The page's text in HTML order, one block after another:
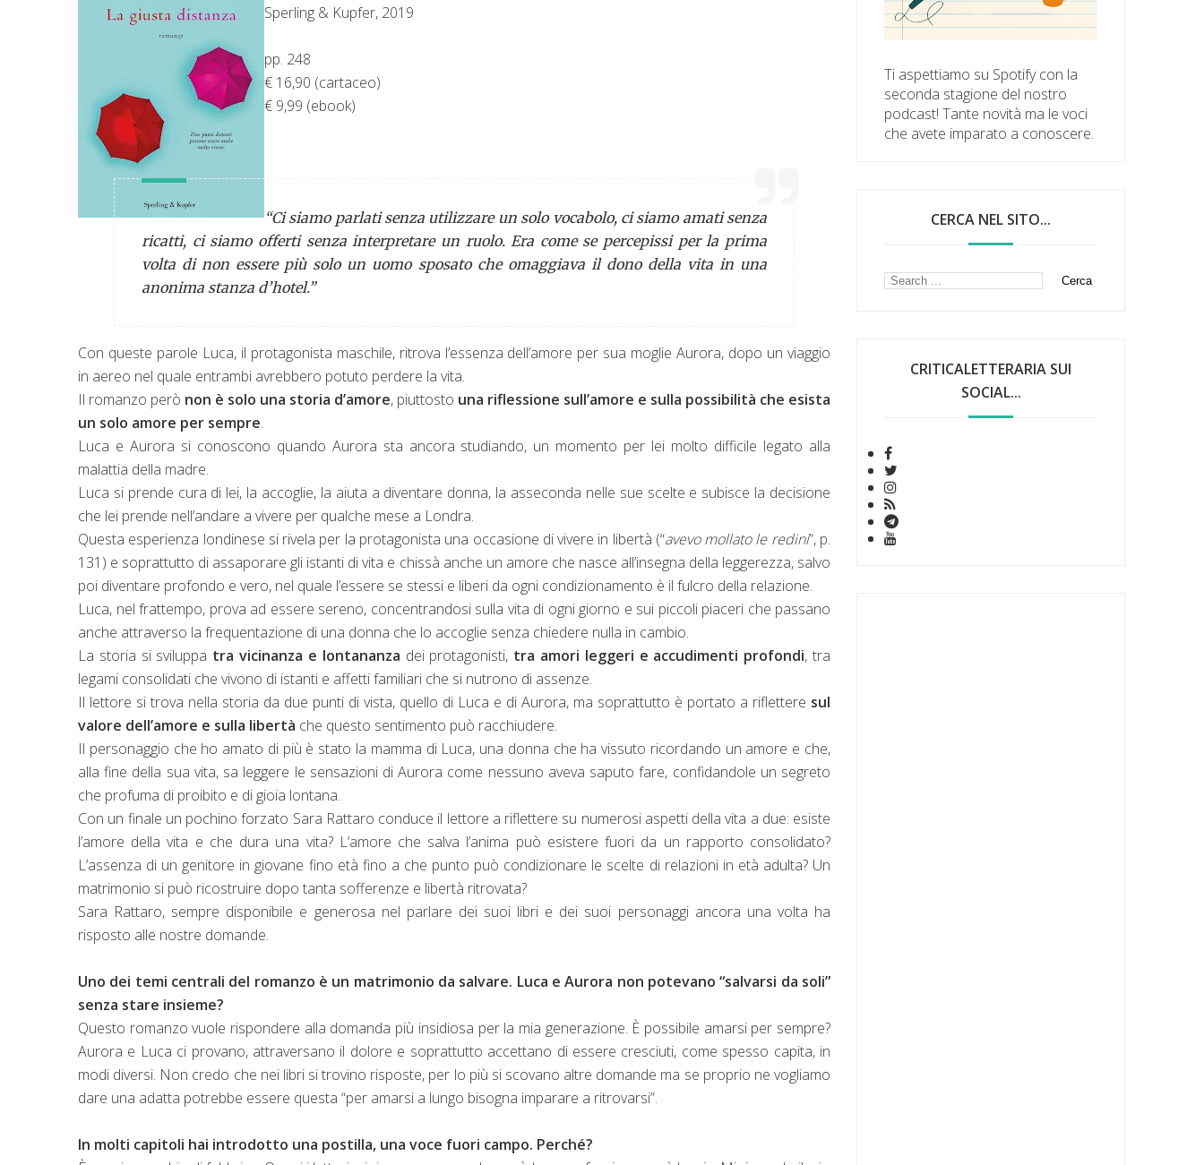
Sperling & Kupfer, 2019
pp. 248
€ 16,90 (cartaceo)
€ 9,99 (ebook)
“Ci siamo parlati senza utilizzare un solo vocabolo, ci siamo amati senza
ricatti, ci siamo offerti senza interpretare un ruolo. Era come se percepissi per la prima
volta di non essere più solo un uomo sposato che omaggiava il dono della vita in una
anonima stanza d’hotel.”
Con queste parole Luca, il protagonista maschile, ritrova l’essenza dell’amore per sua moglie Aurora, dopo un viaggio
in aereo nel quale entrambi avrebbero potuto perdere la vita.
Il romanzo però non è solo una storia d’amore, piuttosto una riflessione sull’amore e sulla possibilità che esista
un solo amore per sempre.
Luca e Aurora si conoscono quando Aurora sta ancora studiando, un momento per lei molto difficile legato alla
malattia della madre.
Luca si prende cura di lei, la accoglie, la aiuta a diventare donna, la asseconda nelle sue scelte e subisce la decisione
che lei prende nell’andare a vivere per qualche mese a Londra.
Questa esperienza londinese si rivela per la protagonista una occasione di vivere in libertà (“avevo mollato le redini”, p.
131) e soprattutto di assaporare gli istanti di vita e chissà anche un amore che nasce all’insegna della leggerezza, salvo
poi diventare profondo e vero, nel quale l’essere se stessi e liberi da ogni condizionamento è il fulcro della relazione.
Luca, nel frattempo, prova ad essere sereno, concentrandosi sulla vita di ogni giorno e sui piccoli piaceri che passano
anche attraverso la frequentazione di una donna che lo accoglie senza chiedere nulla in cambio.
La storia si sviluppa tra vicinanza e lontananza dei protagonisti, tra amori leggeri e accudimenti profondi, tra
legami consolidati che vivono di istanti e affetti familiari che si nutrono di assenze.
Il lettore si trova nella storia da due punti di vista, quello di Luca e di Aurora, ma soprattutto è portato a riflettere sul
valore dell’amore e sulla libertà che questo sentimento può racchiudere.
Il personaggio che ho amato di più è stato la mamma di Luca, una donna che ha vissuto ricordando un amore e che,
alla fine della sua vita, sa leggere le sensazioni di Aurora come nessuno aveva saputo fare, confidandole un segreto
che profuma di proibito e di gioia lontana.
Con un finale un pochino forzato Sara Rattaro conduce il lettore a riflettere su numerosi aspetti della vita a due: esiste
l’amore della vita e che dura una vita? L’amore che salva l’anima può esistere fuori da un rapporto consolidato?
L’assenza di un genitore in giovane fino età fino a che punto può condizionare le scelte di relazioni in età adulta? Un
matrimonio si può ricostruire dopo tanta sofferenze e libertà ritrovata?
Sara Rattaro, sempre disponibile e generosa nel parlare dei suoi libri e dei suoi personaggi ancora una volta ha
risposto alle nostre domande.
Uno dei temi centrali del romanzo è un matrimonio da salvare. Luca e Aurora non potevano “salvarsi da soli”
senza stare insieme?
Questo romanzo vuole rispondere alla domanda più insidiosa per la mia generazione. È possibile amarsi per sempre?
Aurora e Luca ci provano, attraversano il dolore e soprattutto accettano di essere cresciuti, come spesso capita, in
modi diversi. Non credo che nei libri si trovino risposte, per lo più si scovano altre domande ma se proprio ne vogliamo
dare una adatta potrebbe essere questa “per amarsi a lungo bisogna imparare a ritrovarsi”.
In molti capitoli hai introdotto una postilla, una voce fuori campo. Perché?
Ti aspettiamo su Spotify con la
seconda stagione del nostro
podcast! Tante novità ma le voci
che avete imparato a conoscere.
CERCA NEL SITO...
CRITICALETTERARIA SUI
SOCIAL...